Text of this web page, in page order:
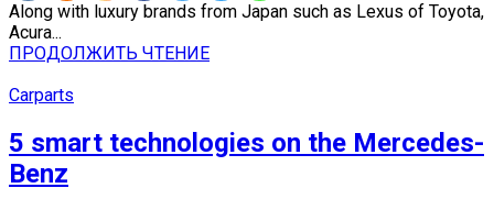
Along with luxury brands from Japan such as Lexus of Toyota,
Acura...
ПРОДОЛЖИТЬ ЧТЕНИЕ
Carparts
5 smart technologies on the Mercedes-
Benz